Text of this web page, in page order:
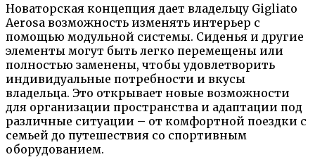
Новаторская концепция дает владельцу Gigliato
Aerosa возможность изменять интерьер с
помощью модульной системы. Сиденья и другие
элементы могут быть легко перемещены или
полностью заменены, чтобы удовлетворить
индивидуальные потребности и вкусы
владельца. Это открывает новые возможности
для организации пространства и адаптации под
различные ситуации – от комфортной поездки с
семьей до путешествия со спортивным
оборудованием.